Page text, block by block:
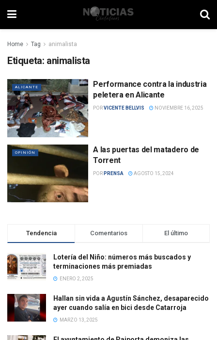
Home Tag animalista
Etiqueta: animalista
ALICANTE
Performance contra la industria
peletera en Alicante
PORVICENTE BELLVIS NOVIEMBRE 16, 2025
OPINIÓN
A las puertas del matadero de
Torrent
POR PRENSA AGOSTO 15, 2024
Tendencia Comentarios El último
Lotería del Niño: números más buscados y
terminaciones más premiadas
ENERO 2, 2025
Hallan sin vida a Agustín Sánchez, desaparecido
ayer cuando salía en bici desde Catarroja
MARZO 13, 2025